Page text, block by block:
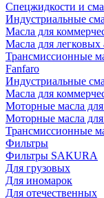
Cпецжидкости и
Индустриальные
Масла для
Масла для легковых
Трансмиссионные
Fanfaro
Индустриальные
Масла для
Моторные масла
Моторные масла
Трансмиссионные
Фильтры
Фильтры SAKURA
Для грузовых
Для иномарок
Для отечественных